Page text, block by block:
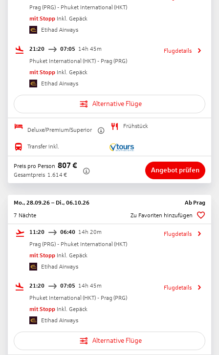
Prag (PRG) - Phuket International (HKT)
mit Stopp Inkl. Gepäck
Etihad Airways
21:20 07:05 14h 45m
Phuket International (HKT) - Prag (PRG)
mit Stopp Inkl. Gepäck
Etihad Airways
Flugdetails
Alternative Flüge
Deluxe/Premium/Superior
Frühstück
Transfer inkl.
Preis pro Person 807 €
Gesamtpreis 1.614 €
Angebot prüfen
Mo., 28.09.26 – Di., 06.10.26 Ab Prag
7 Nächte
Zu Favoriten hinzufügen
11:20 06:40 14h 20m
Prag (PRG) - Phuket International (HKT)
mit Stopp Inkl. Gepäck
Etihad Airways
Flugdetails
21:20 07:05 14h 45m
Phuket International (HKT) - Prag (PRG)
mit Stopp Inkl. Gepäck
Etihad Airways
Flugdetails
Alternative Flüge